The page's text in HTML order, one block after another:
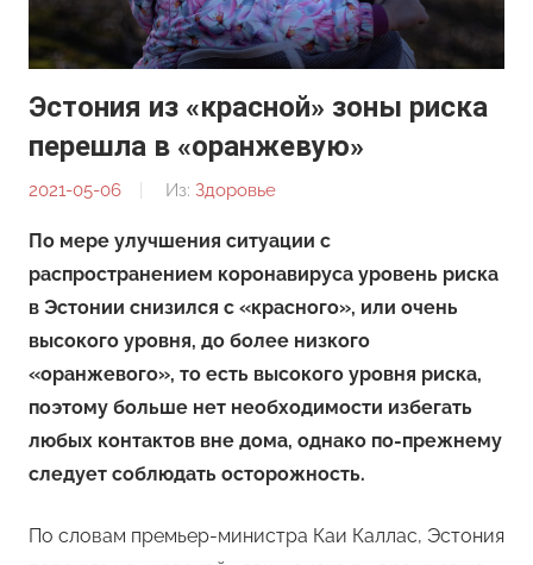
Эстония из «красной» зоны риска
перешла в «оранжевую»
2021-05-06
От:
Из: Здоровье
По мере улучшения ситуации с
распространением коронавируса уровень риска
в Эстонии снизился с «красного», или очень
высокого уровня, до более низкого
«оранжевого», то есть высокого уровня риска,
поэтому больше нет необходимости избегать
любых контактов вне дома, однако по-прежнему
следует соблюдать осторожность.
По словам премьер-министра Каи Каллас, Эстония